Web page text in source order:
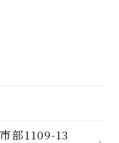
部1109-13